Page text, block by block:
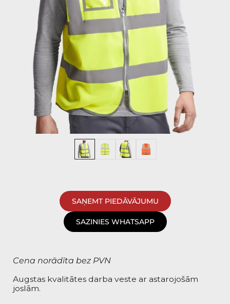
SAŅEMT PIEDĀVĀJUMU
SAZINIES WHATSAPP
Cena norādīta bez PVN
Augstas kvalitātes darba veste ar astarojošām
joslām.